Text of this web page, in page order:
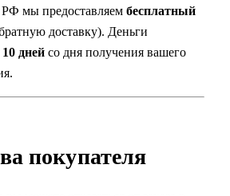
мы предоставляем бесплатный
доставку). Деньги
10 дней со дня получения вашего
покупателя